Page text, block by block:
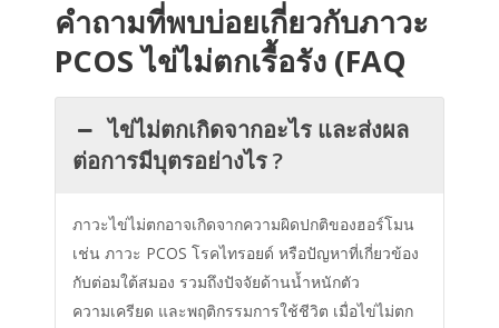
คำถามที่พบบ่อยเกี่ยวกับภาวะ
PCOS ไข่ไม่ตกเรื้อรัง (FAQ
ไข่ไม่ตกเกิดจากอะไร และส่งผล
ต่อการมีบุตรอย่างไร ?
ภาวะไข่ไม่ตกอาจเกิดจากความผิดปกติของฮอร์โมน
เช่น ภาวะ PCOS โรคไทรอยด์ หรือปัญหาที่เกี่ยวข้อง
กับต่อมใต้สมอง รวมถึงปัจจัยด้านน้ำหนักตัว
ความเครียด และพฤติกรรมการใช้ชีวิต เมื่อไข่ไม่ตก